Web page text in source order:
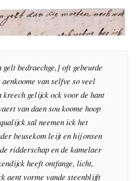
gelt bedraechge,] oft gebeurde
van selfve so veel
kreech gelijck ock voor de hant
van daen sou koome hoop
sal neemen ick het
beusekom leijt en hij onsen
ridderschap en de kamelaer
heeft ontfange, licht,
aent vorme vande steenblijft